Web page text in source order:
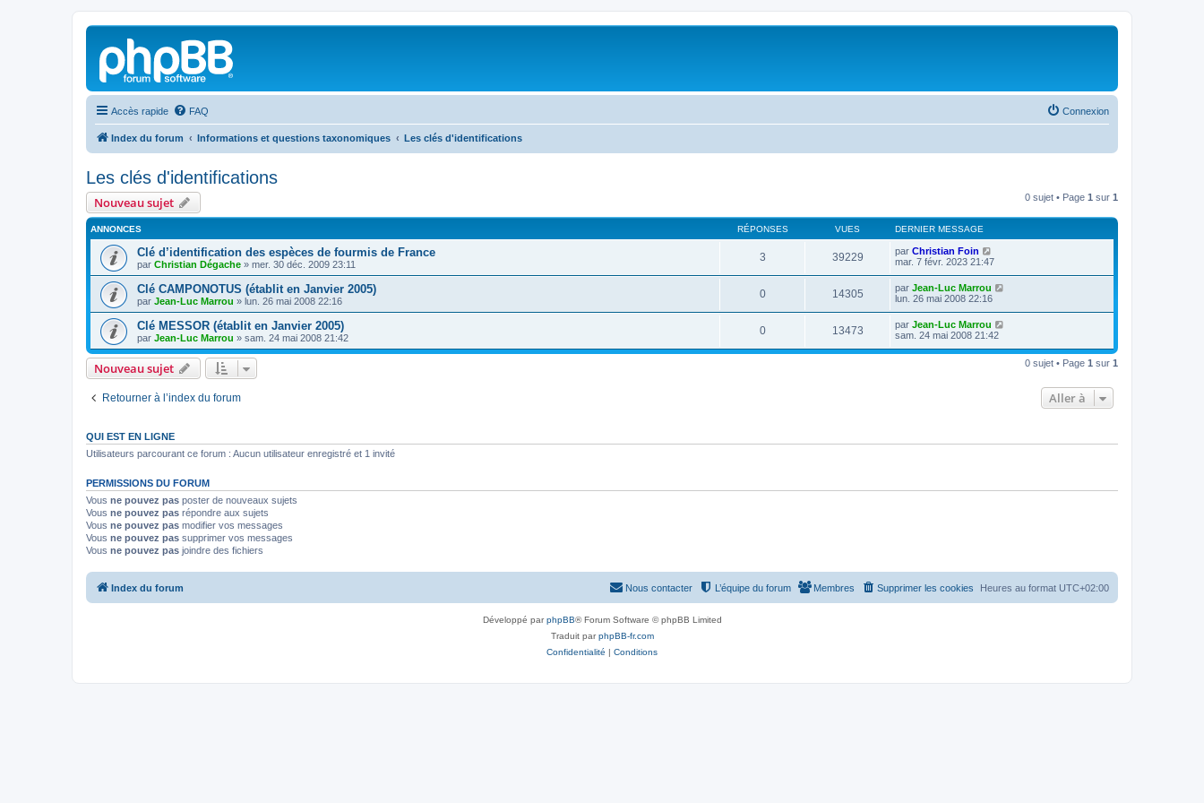
Accès rapide FAQ Connexion
Index du forum Informations et questions taxonomiques Les clés d'identifications
Les clés d'identifications
Nouveau sujet 0 sujet • Page 1 sur 1
ANNONCES RÉPONSES VUES DERNIER MESSAGE
Clé d’identification des espèces de fourmis de France
par Christian Dégache » mer. 30 déc. 2009 23:11
3 39229 par Christian Foin
mar. 7 févr. 2023 21:47
Clé CAMPONOTUS (établit en Janvier 2005)
par Jean-Luc Marrou » lun. 26 mai 2008 22:16
0 14305 par Jean-Luc Marrou
lun. 26 mai 2008 22:16
Clé MESSOR (établit en Janvier 2005)
par Jean-Luc Marrou » sam. 24 mai 2008 21:42
0 13473 par Jean-Luc Marrou
sam. 24 mai 2008 21:42
Nouveau sujet 0 sujet • Page 1 sur 1
Retourner à l’index du forum Aller à
QUI EST EN LIGNE
Utilisateurs parcourant ce forum : Aucun utilisateur enregistré et 1 invité
PERMISSIONS DU FORUM
Vous ne pouvez pas poster de nouveaux sujets
Vous ne pouvez pas répondre aux sujets
Vous ne pouvez pas modifier vos messages
Vous ne pouvez pas supprimer vos messages
Vous ne pouvez pas joindre des fichiers
Index du forum Heures au format UTC+02:00
Supprimer les cookies
Membres
L’équipe du forum
Nous contacter
Développé parphpBB® Forum Software © phpBB Limited
Traduit parphpBB-fr.com
Confidentialité | Conditions